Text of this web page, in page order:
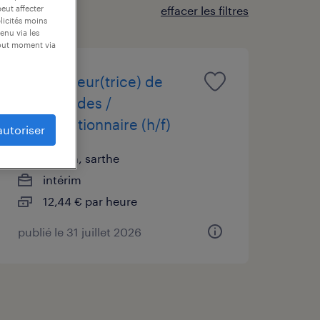
effacer les filtres
préparateur(trice) de
commandes /
manutentionnaire (h/f)
brûlon, sarthe
intérim
12,44 € par heure
publié le 31 juillet 2026
affecter
moins
via les
moment via